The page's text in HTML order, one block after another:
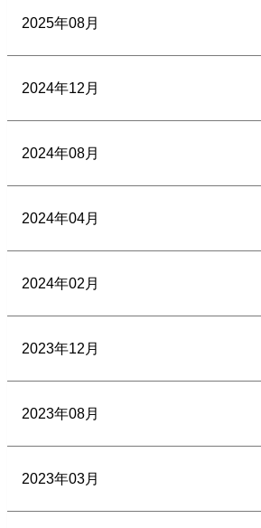
2025年08月
2024年12月
2024年08月
2024年04月
2024年02月
2023年12月
2023年08月
2023年03月